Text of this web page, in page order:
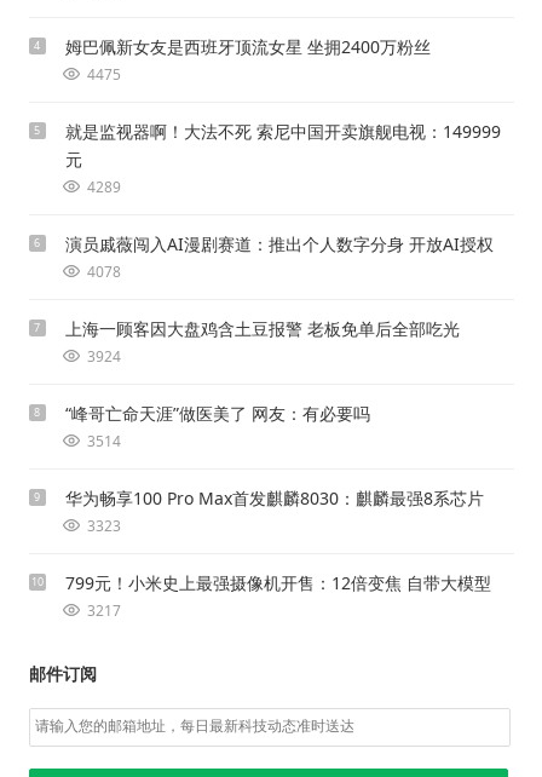
4 姆巴佩新女友是西班牙顶流女星 坐拥2400万粉丝
4475
5
就是监视器啊！大法不死 索尼中国开卖旗舰电视：149999
元
4289
6 演员戚薇闯入AI漫剧赛道：推出个人数字分身 开放AI授权
4078
7 上海一顾客因大盘鸡含土豆报警 老板免单后全部吃光
3924
8 “峰哥亡命天涯”做医美了 网友：有必要吗
3514
9 华为畅享100 Pro Max首发麒麟8030：麒麟最强8系芯片
3323
10 799元！小米史上最强摄像机开售：12倍变焦 自带大模型
3217
邮件订阅